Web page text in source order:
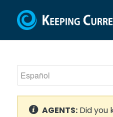
AGENTS:Did you